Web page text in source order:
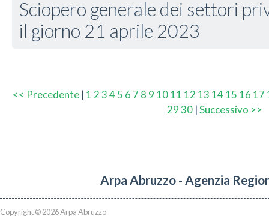
Sciopero generale dei settori
il giorno 21 aprile 2023
<< Precedente | 1 2345 6 7 8 9 1011 12 13 1415 16 17
2930 |Successivo >>
Arpa Abruzzo - Agenzia
Copyright © 2026 Arpa Abruzzo